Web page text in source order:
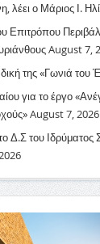
λέει ο Μάριος Ι.
Επιτρόπου
August 7,
της «Γωνιά του
για το έργο
August 7, 2026
Δ.Σ του